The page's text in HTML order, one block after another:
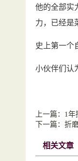
他的全部实
力，已经是
史上第一个
小伙伴们认
上一篇： 1年
下一篇： 折
相关文章